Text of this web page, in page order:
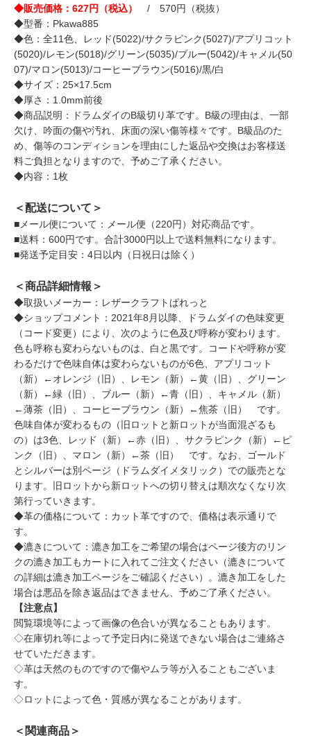
◆販売価格：627円（税込）
/ 570円（税抜）
◆型番：Pkawa885
◆色：全11色、レッド(5022)/サクラピンク(5027)/アプリコット
(5020)/レモン(5018)/グリーン(5035)/ブルー(5042)/キャメル(50
07)/マロン(5013)/コーヒーブラウン(5016)/黒/白
◆サイズ：25×17.5cm
◆厚さ：1.0mm前後
◆商品説明：ドラムダイのB級切り革です。B級の理由は、一部
欠け、吟面の傷や汚れ、床面の深い傷等様々です。B級品のた
め、傷等のコンディションを理由にした返品や交換はお客様送
料ご負担となりますので、予めご了承ください。
◆内容：1枚
＜配送について＞
■メール便について：メール便（220円）対応商品です。
■送料：600円です。合計3000円以上で送料無料になります。
■発送予定目安：4日以内（日祝日は除く）
＜商品詳細情報＞
◆取扱いメーカー：レザークラフトぱれっと
◆ショップコメント：2021年8月以降、ドラムダイの色味変更
（コード変更）により、次のように色及び呼称が変わります。
色も呼称も変わらないものは、白と黒です。コードや呼称が変
わるだけで色味自体は変わらないものが6色、アプリコット
（新）←オレンジ（旧）、レモン（新）←黄（旧）、グリーン
（新）←緑（旧）、ブルー（新）←青（旧）、キャメル（新）
←薄茶（旧）、コーヒーブラウン（新）←焦茶（旧） です。
色味自体が変わるもの（旧ロットと新ロットが当面混ざるも
の）は3色、レッド（新）←赤（旧）、サクラピンク（新）←ピ
ンク（旧）、マロン（新）←茶（旧） です。なお、ゴールド
とシルバーは別ページ（ドラムダイメタリック）での販売とな
ります。旧ロットから新ロットへの切り替えは順次なくなり次
第行っていきます。
◆革の価格について：カット革ですので、価格は表示通りで
す。
◆漉きについて：漉き加工をご希望の場合はページ後方のリン
クの漉き加工もカートに入れてご注文ください（漉きについて
の詳細は漉き加工ページをご確認ください）。漉き加工をした
場合は悪品を除き返品はできません、予めご了承ください。
【注意点】
閲覧環境等によって画像の色合いが異なることもあります。
◇在庫切れ等によって予定日内に発送できない場合はご連絡さ
せていただきます。
◇革は天然のものですので傷やムラ等が入ることもございま
す。
◇ロットによって色・質感が異なることがあります。
＜関連商品＞